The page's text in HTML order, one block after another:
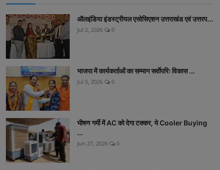
ऑलइंडिया इंडस्ट्रीयल एसोसिएशन उत्तराखंड एवं उत्तरप...
Jul 2, 2026 0
भाजपा में कार्यकर्ताओं का सम्मान सर्वाेपरिः विकास ...
Jul 5, 2026 0
भीषण गर्मी में AC को देगा टक्कर, ये Cooler Buying
...
Jun 27, 2026 0